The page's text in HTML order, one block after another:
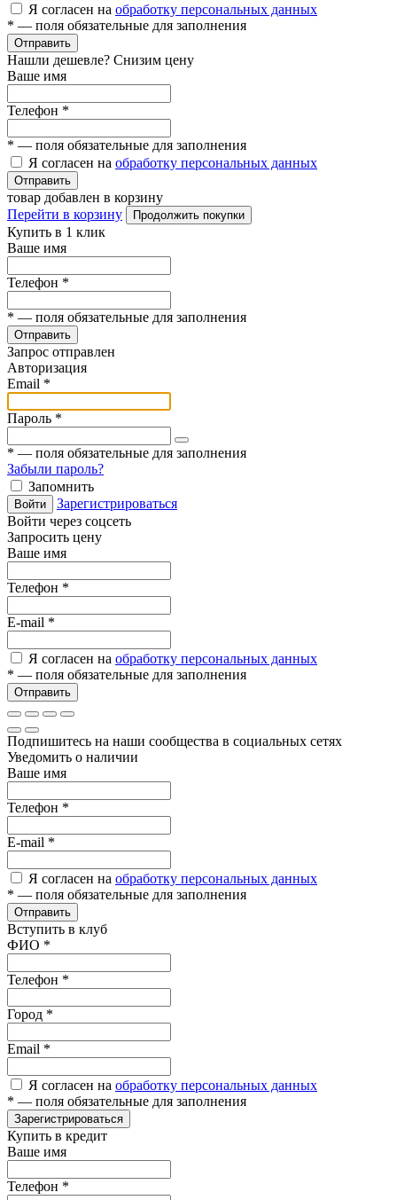
Я согласен на обработку персональных данных
* — поля обязательные для заполнения
Отправить
Нашли дешевле? Снизим цену
Ваше имя
Телефон *
* — поля обязательные для заполнения
Я согласен на обработку персональных данных
Отправить
товар добавлен в корзину
Перейти в корзину
Продолжить покупки
Купить в 1 клик
Ваше имя
Телефон *
* — поля обязательные для заполнения
Отправить
Запрос отправлен
Авторизация
Email *
Пароль *
* — поля обязательные для заполнения
Забыли пароль?
Запомнить
Войти
Зарегистрироваться
Войти через соцсеть
Запросить цену
Ваше имя
Телефон *
E-mail *
Я согласен на обработку персональных данных
* — поля обязательные для заполнения
Отправить
Подпишитесь на наши сообщества в социальных сетях
Уведомить о наличии
Ваше имя
Телефон *
E-mail *
Я согласен на обработку персональных данных
* — поля обязательные для заполнения
Отправить
Вступить в клуб
ФИО *
Телефон *
Город *
Email *
Я согласен на обработку персональных данных
* — поля обязательные для заполнения
Зарегистрироваться
Купить в кредит
Ваше имя
Телефон *